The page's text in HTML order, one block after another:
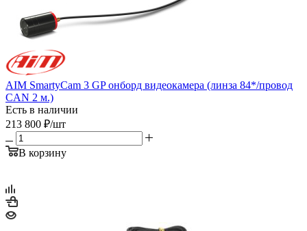
AIM SmartyCam 3 GP онборд видеокамера (линза 84*/провод
CAN 2 м.)
Есть в наличии
213 800 ₽/шт
В корзину